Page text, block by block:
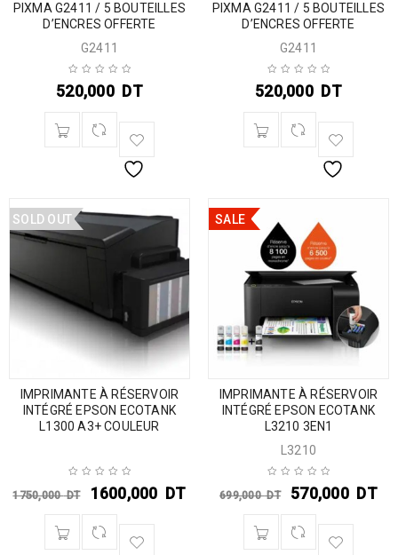
PIXMA G2411 / 5 BOUTEILLES
D’ENCRES OFFERTE
G2411
520,000 DT
PIXMA G2411 / 5 BOUTEILLES
D’ENCRES OFFERTE
G2411
520,000 DT
SOLD OUT
IMPRIMANTE À RÉSERVOIR
INTÉGRÉ EPSON ECOTANK
L1300 A3+ COULEUR
1750,000DT 1600,000 DT
SALE
IMPRIMANTE À RÉSERVOIR
INTÉGRÉ EPSON ECOTANK
L3210 3EN1
L3210
699,000DT 570,000 DT